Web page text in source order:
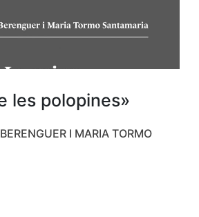
les polopines»
I MARIA TORMO